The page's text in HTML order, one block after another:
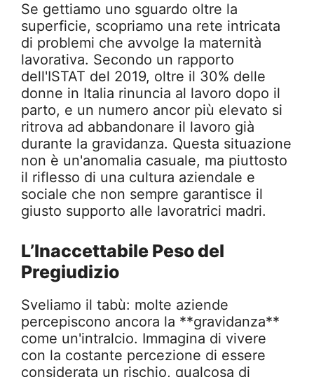
Se gettiamo uno sguardo oltre la
superficie, scopriamo una rete intricata
di problemi che avvolge la maternità
lavorativa. Secondo un rapporto
dell'ISTAT del 2019, oltre il 30% delle
donne in Italia rinuncia al lavoro dopo il
parto, e un numero ancor più elevato si
ritrova ad abbandonare il lavoro già
durante la gravidanza. Questa situazione
non è un'anomalia casuale, ma piuttosto
il riflesso di una cultura aziendale e
sociale che non sempre garantisce il
giusto supporto alle lavoratrici madri.
L’Inaccettabile Peso del
Pregiudizio
Sveliamo il tabù: molte aziende
percepiscono ancora la **gravidanza**
come un'intralcio. Immagina di vivere
con la costante percezione di essere
considerata un rischio, qualcosa di